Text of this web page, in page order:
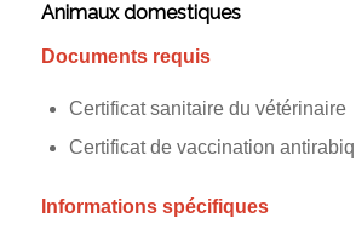
Animaux domestiques
Documents requis
Certificat sanitaire du vétérinaire
Certificat de vaccination
Informations spécifiques